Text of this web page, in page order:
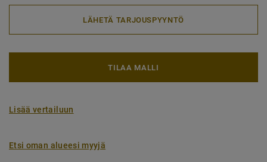
LÄHETÄ TARJOUSPYYNTÖ
TILAA MALLI
Lisää vertailuun
Etsi oman alueesi myyjä